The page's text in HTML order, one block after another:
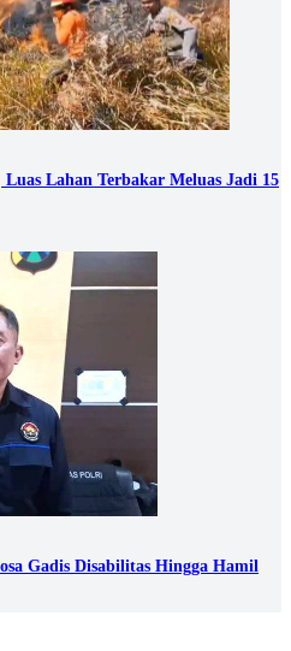
Lahan Terbakar Meluas Jadi 15
Gadis Disabilitas Hingga Hamil